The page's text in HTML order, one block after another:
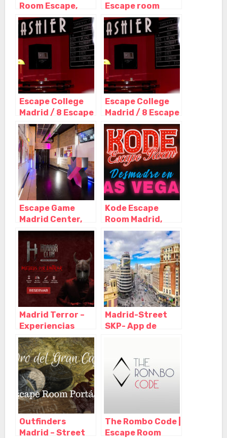
Room Escape,
Madrid – Madrid
Escape room
Madrid –
Atrapado en el
Museo, Madrid –
Madrid
Escape College
Madrid / 8 Escape
Room en pleno
centro, Madrid –
Madrid
Escape College
Madrid / 8 Escape
Room en pleno
centro, Madrid –
Madrid
Escape Game
Madrid Center,
Madrid – Madrid
Kode Escape
Room Madrid,
Madrid – Madrid
Madrid Terror –
Experiencias
Inmersivas –
Escape Room –
Paranormal
Experience –
Horror Club,
Madrid – Madrid
Madrid-Street
SKP- App de
– Madrid
Outfinders
Madrid – Street
The Rombo Code |
Escape Room